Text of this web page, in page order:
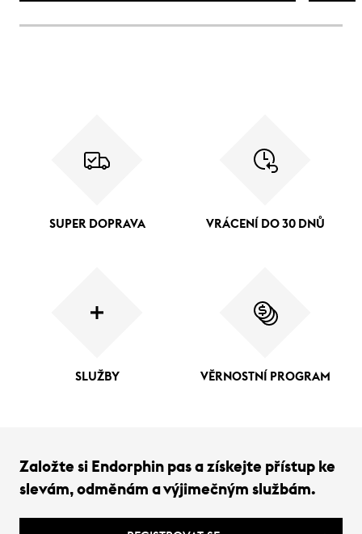
SUPER DOPRAVA VRÁCENÍ DO 30 DNŮ
SLUŽBY VĚRNOSTNÍ PROGRAM
Založte si Endorphin pas a získejte přístup ke
slevám, odměnám a výjimečným službám.